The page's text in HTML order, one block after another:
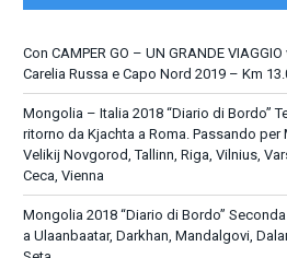
Con CAMPER GO – UN GRANDE
Carelia Russa e Capo Nord 2019 – Km
Mongolia – Italia 2018 “Diario di Bordo”
ritorno da Kjachta a Roma. Passando per
Velikij Novgorod, Tallinn, Riga, Vilnius,
Ceca, Vienna
Mongolia 2018 “Diario di Bordo”
a Ulaanbaatar, Darkhan, Mandalgovi,